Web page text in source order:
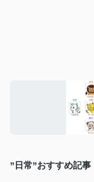
”日常”おすすめ記事